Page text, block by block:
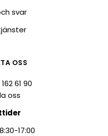
svar
OSS
61 90
oss
17:00